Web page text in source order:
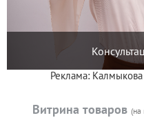
Реклама:
Витрина товаров (на